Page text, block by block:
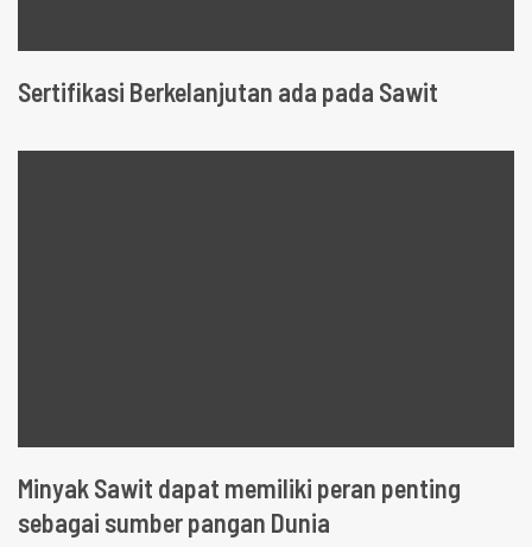
Sertifikasi Berkelanjutan ada pada Sawit
Minyak Sawit dapat memiliki peran penting
sebagai sumber pangan Dunia